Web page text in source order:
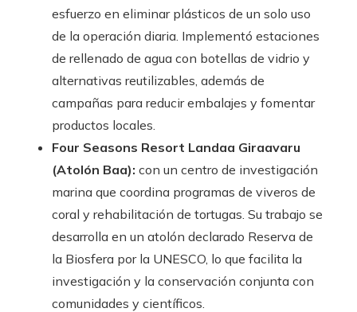
esfuerzo en eliminar plásticos de un solo uso
de la operación diaria. Implementó estaciones
de rellenado de agua con botellas de vidrio y
alternativas reutilizables, además de
campañas para reducir embalajes y fomentar
productos locales.
Four Seasons Resort Landaa Giraavaru
(Atolón Baa): con un centro de investigación
marina que coordina programas de viveros de
coral y rehabilitación de tortugas. Su trabajo se
desarrolla en un atolón declarado Reserva de
la Biosfera por la UNESCO, lo que facilita la
investigación y la conservación conjunta con
comunidades y científicos.